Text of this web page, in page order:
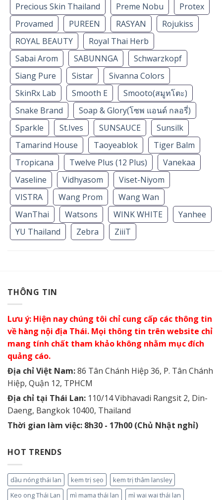
Precious Skin Thailand
Preme Nobu
Protex
Provamed
PUREEN RASYAN
Rojukiss
ROYAL BEAUTY
Royal Thai Herb
Sabai Arom
SABUNNGA
Schwarzkopf
Siang Pure
Sistar
Sivanna Colors
SkinRx Lab
Smooth E
Smooto(สมูทโตะ)
Snake Brand
Soap & Glory(โซพ แอนด์ กลอรี่)
Sparkle
St.Ives SUNSAUCE
Sunsilk
Tamarind House
Taoyeablok
Tiger Balm
Tropicana
Twelve Plus (12 Plus)
Vanekaa
Vaseline
Vidhyasom
Viset-Niyom
VISTRA
Wang Prom
Wang Wan
WanThai
Watsons WINK WHITE
Yanhee
YU Thailand
Zebra ZiiiT
THÔNG TIN
Lưu ý: Hiện nay chúng tôi chỉ cung cấp các thông tin
về hàng nội địa Thái. Mọi thông tin trên website chỉ
mang tính chất tham khảo không nhằm mục đích
quảng cáo.
Địa chỉ Việt Nam:86 Tân Chánh Hiệp 36, P. Tân Chánh
Hiệp, Quận 12, TPHCM
Địa chỉ tại Thái Lan: 110/14 Vibhavadi Rangsit 2, Din-
Daeng, Bangkok 10400, Thailand
Thời gian làm việc: 8h30 - 17h00 (Chủ Nhật nghỉ)
HOT TRENDS
dầu nóng thái lan kem trị sẹo
kem trị thâm lansley
Keo ong Thái Lan
mì mama thái lan
mì wai wai thái lan